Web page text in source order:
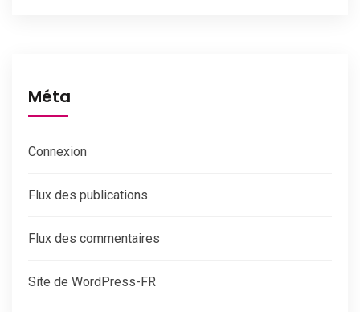
Méta
Connexion
Flux des publications
Flux des commentaires
Site de WordPress-FR